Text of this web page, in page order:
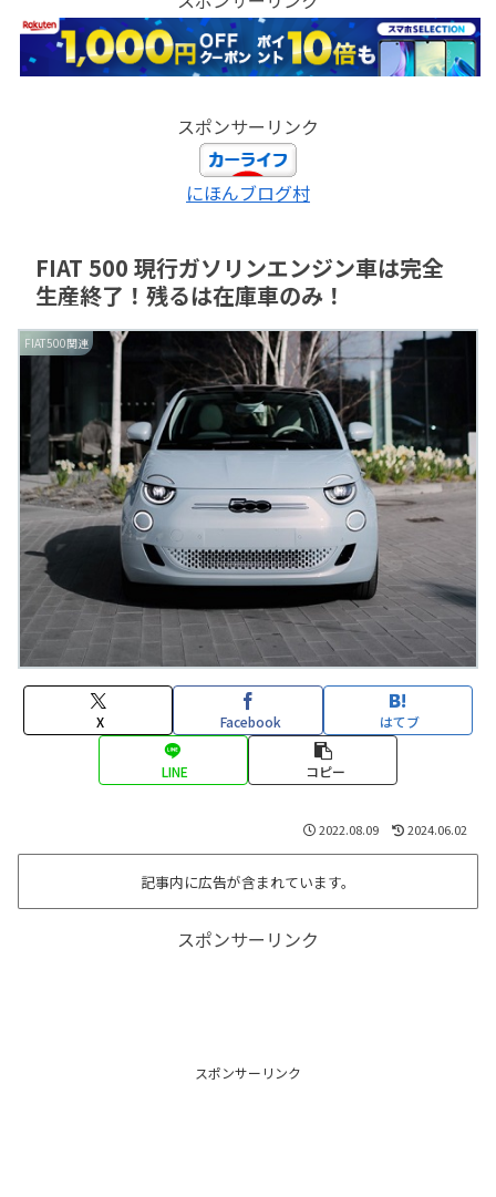
スポンサーリンク
にほんブログ村
FIAT 500 現行ガソリンエンジン車は完全
生産終了！残るは在庫車のみ！
FIAT500関連
X Facebook はてブ
LINE コピー
2022.08.09 2024.06.02
記事内に広告が含まれています。
スポンサーリンク
スポンサーリンク